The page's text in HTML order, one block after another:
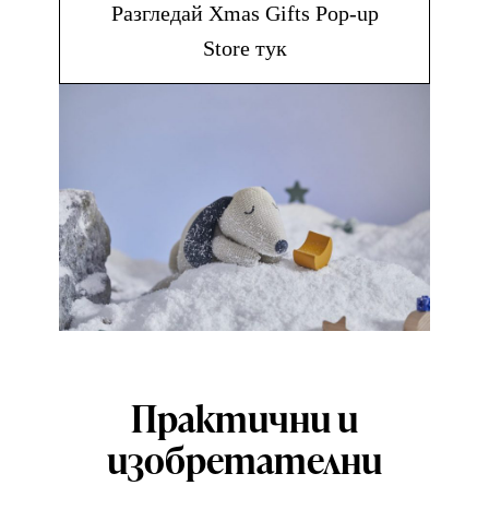
Разгледай Xmas Gifts Pop-up
Store тук
Практични и
изобретателни